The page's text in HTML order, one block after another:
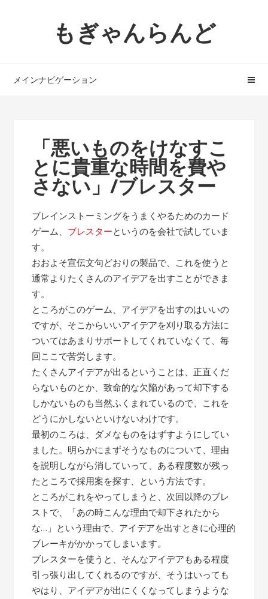
ョ
へ
もぎゃんらんど
メインナビゲーション
「悪いものをけなすこ
とに貴重な時間を費や
さない」/ブレスター
ブレインストーミングをうまくやるためのカード
ゲーム、 ブレスターというのを会社で試していま
す。
おおよそ宣伝文句どおりの製品で、これを使うと
通常よりたくさんのアイデアを出すことができま
す。
ところがこのゲーム、アイデアを出すのはいいの
ですが、そこからいいアイデアを刈り取る方法に
ついてはあまりサポートしてくれていなくて、毎
回ここで苦労します。
たくさんアイデアが出るということは、正直くだ
らないものとか、致命的な欠陥があって却下する
しかないものも当然ふくまれているので、これを
どうにかしないといけないわけです。
最初のころは、ダメなものをはずすようにしてい
ました。明らかにまずそうなものについて、理由
を説明しながら消していって、ある程度数が残っ
たところで採用案を探す、という方法です。
ところがこれをやってしまうと、次回以降のブレ
ストで、「あの時こんな理由で却下されたから
な…」という理由で、アイデアを出すときに心理的
ブレーキがかかってしまいます。
ブレスターを使うと、そんなアイデアもある程度
引っ張り出してくれるのですが、そうはいっても
やはり、アイデアが出にくくなってしまうような